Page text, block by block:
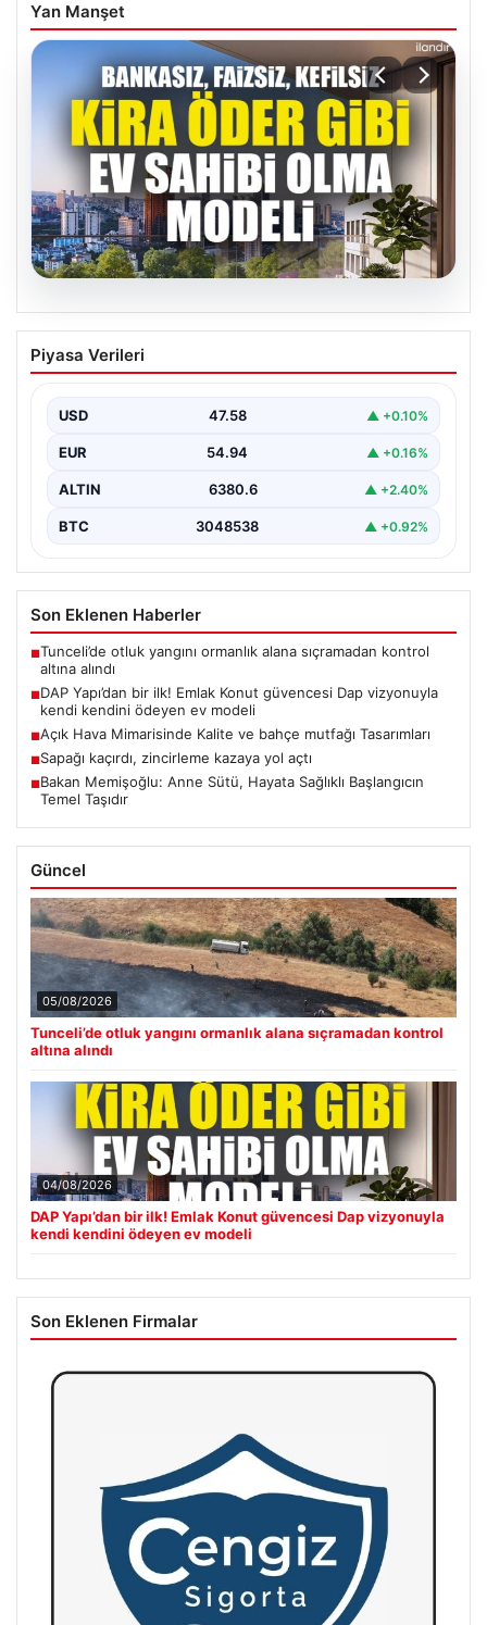
Yan Manşet
04.08.2026
DAP Yapı’dan bir ilk! Emlak Konut
güvencesi Dap vizyonuyla kendi
Piyasa Verileri
USD 47.58 ▲ +0.10%
EUR 54.94 ▲ +0.16%
ALTIN 6380.6 ▲ +2.40%
BTC 3048538 ▲ +0.92%
Son Eklenen Haberler
■Tunceli’de otluk yangını ormanlık alana sıçramadan kontrol
altına alındı
■DAP Yapı’dan bir ilk! Emlak Konut güvencesi Dap vizyonuyla
kendi kendini ödeyen ev modeli
■Açık Hava Mimarisinde Kalite ve bahçe mutfağı Tasarımları
■Sapağı kaçırdı, zincirleme kazaya yol açtı
■Bakan Memişoğlu: Anne Sütü, Hayata Sağlıklı Başlangıcın
Temel Taşıdır
Güncel
05/08/2026
Tunceli’de otluk yangını ormanlık alana sıçramadan kontrol
altına alındı
04/08/2026
DAP Yapı’dan bir ilk! Emlak Konut güvencesi Dap vizyonuyla
kendi kendini ödeyen ev modeli
Son Eklenen Firmalar